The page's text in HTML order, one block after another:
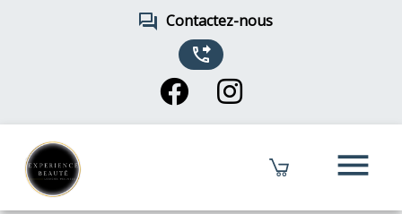
forum Contactez-nous
phone_forwarded
menu